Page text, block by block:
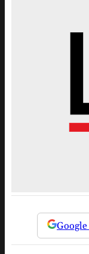
Google